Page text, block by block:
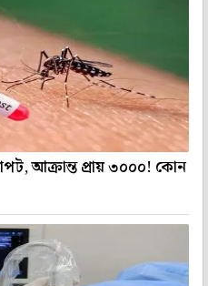
আক্রান্ত প্রায় ৩০০০! কোন